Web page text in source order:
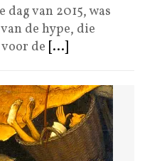
dag van 2015, was
de hype, die
de [...]